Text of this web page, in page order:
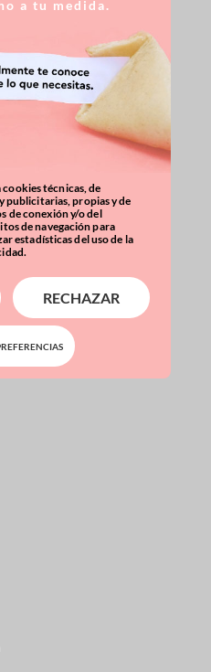
a tu medida.
técnicas, de
publicitarias, propias y de
de conexión y/o del
de navegación para
estadísticas del uso de la
RECHAZAR